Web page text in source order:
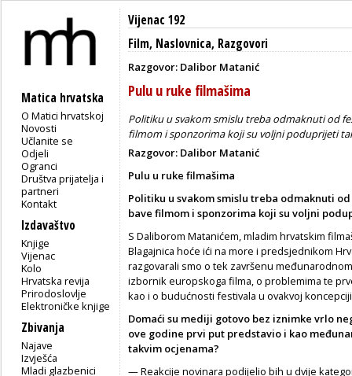
Matica hrvatska
O Matici hrvatskoj
Novosti
Učlanite se
Odjeli
Ogranci
Društva prijatelja i
partneri
Kontakt
Izdavaštvo
Knjige
Vijenac
Kolo
Hrvatska revija
Prirodoslovlje
Elektroničke knjige
Zbivanja
Najave
Izvješća
Mladi glazbenici
Vijenac 192
Film, Naslovnica, Razgovori
Razgovor: Dalibor Matanić
Pulu u ruke filmašima
Politiku u svakom smislu treba odmaknuti od
filmom i sponzorima koji su voljni poduprijeti
Razgovor: Dalibor Matanić
Pulu u ruke filmašima
Politiku u svakom smislu treba odmaknuti
bave filmom i sponzorima koji su voljni
S Daliborom Matanićem, mladim hrvatskim
Blagajnica hoće ići na more i predsjednikom
razgovarali smo o tek završenu
izbornik europskoga filma, o problemima te
kao i o budućnosti festivala u ovakvoj
Domaći su mediji gotovo bez iznimke vrlo
ove godine prvi put predstavio i kao
takvim ocjenama?
— Reakcije novinara podijelio bih u dvije